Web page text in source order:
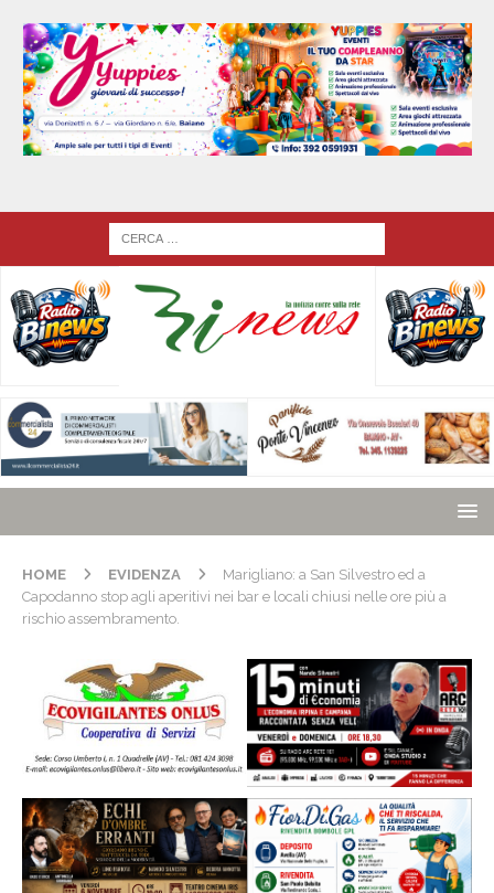
HOME EVIDENZA
Marigliano: a San Silvestro ed a
Capodanno stop agli aperitivi nei bar e locali chiusi nelle ore più a
rischio assembramento.